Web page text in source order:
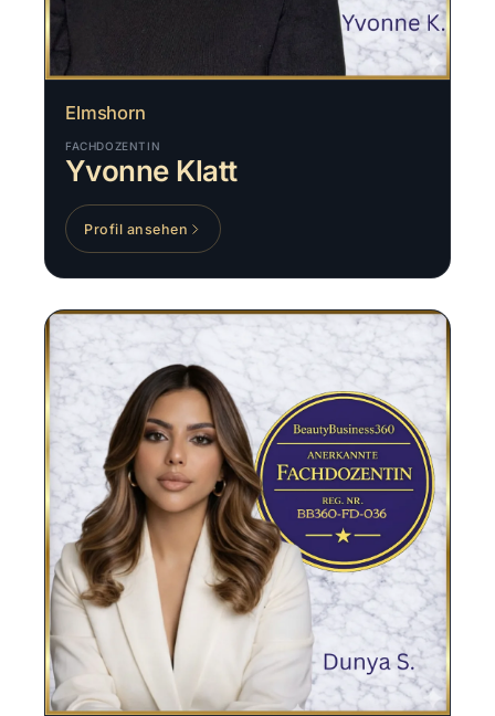
Elmshorn
FACHDOZENTIN
Yvonne Klatt
Profil ansehen